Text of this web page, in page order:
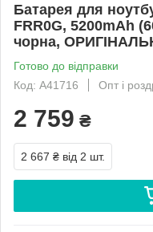
Батарея для
FRR0G, 5200mAh
чорна,
Готово до відправки
Код: A41716
Опт і
2 759 ₴
2 667 ₴ від 2 шт.